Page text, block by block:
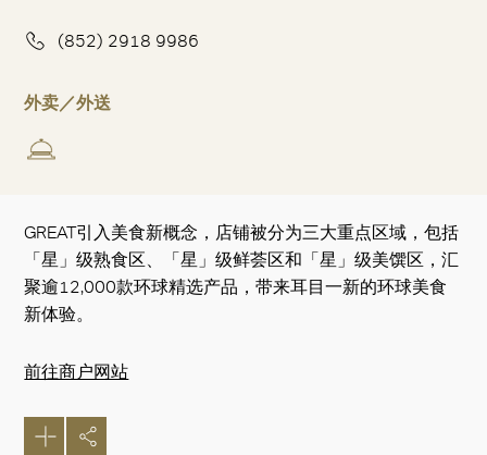
(852) 2918 9986
外卖／外送
GREAT引入美食新概念，店铺被分为三大重点区域，包括
「星」级熟食区、「星」级鲜荟区和「星」级美馔区，汇
聚逾12,000款环球精选产品，带来耳目一新的环球美食
新体验。
前往商户网站